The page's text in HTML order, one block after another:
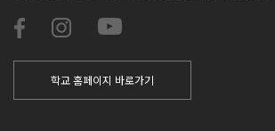
학교 홈페이지 바로가기